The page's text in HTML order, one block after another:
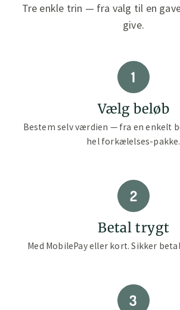
Tre enkle trin — fra valg til en
give.
1
Vælg beløb
Bestem selv værdien — fra en enkelt
hel forkælelses-pakke.
2
Betal trygt
Med MobilePay eller kort. Sikker
3